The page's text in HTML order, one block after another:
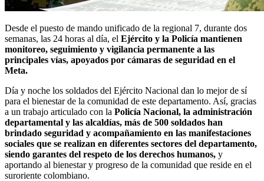
Desde el puesto de mando unificado de la regional 7, durante dos
semanas, las 24 horas al día, el Ejército y la Policía mantienen
monitoreo, seguimiento y vigilancia permanente a las
principales vías, apoyados por cámaras de seguridad en el
Meta.
Día y noche los soldados del Ejército Nacional dan lo mejor de sí
para el bienestar de la comunidad de este departamento. Así, gracias
a un trabajo articulado con la Policía Nacional, la administración
departamental y las alcaldías, más de 500 soldados han
brindado seguridad y acompañamiento en las manifestaciones
sociales que se realizan en diferentes sectores del departamento,
siendo garantes del respeto de los derechos humanos, y
aportando al bienestar y progreso de la comunidad que reside en el
suroriente colombiano.